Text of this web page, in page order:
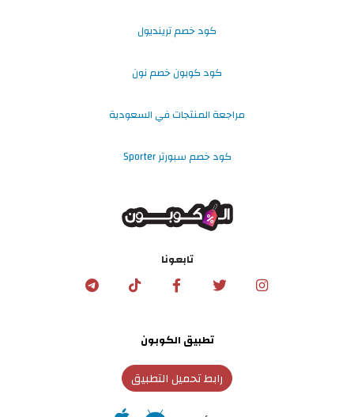
كود خصم ترينديول
كود كوبون خصم نون
مراجعة المنتجات في السعودية
كود خصم سبورتر Sporter
تابعونا
تطبيق الكوبون
رابط تحميل التطبيق